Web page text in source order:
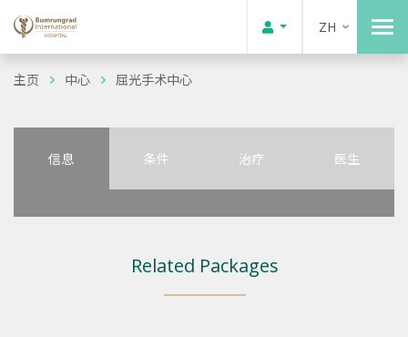
ZH
主页 中心 屈光手术中心
信息 条件 治疗 医生
Related Packages